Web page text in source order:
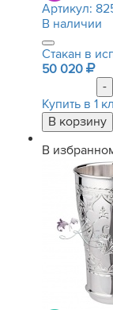
Артикул:
В наличии
Стакан в
50 020
-
Купить в 1
В